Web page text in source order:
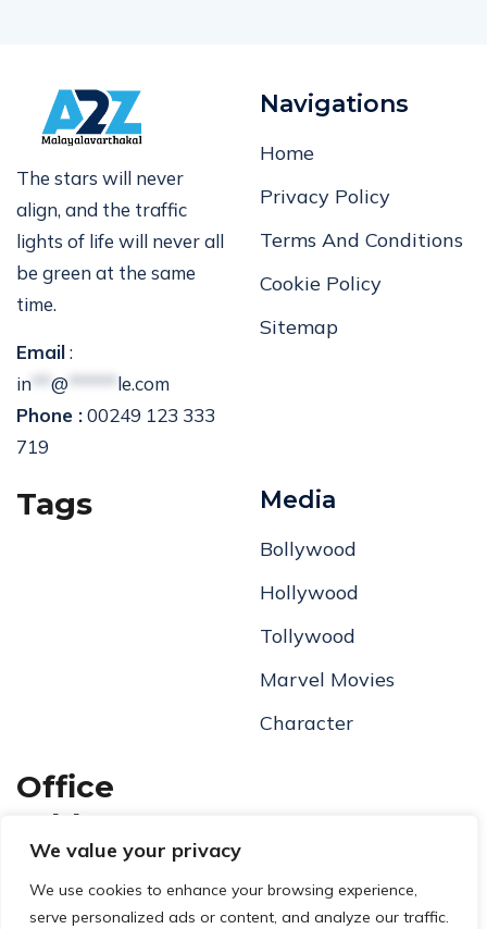
We value your privacy
We use cookies to enhance your browsing experience,
serve personalized ads or content, and analyze our traffic.
The stars will never
align, and the traffic
lights of life will never all
be green at the same
time.
Email:
in ** @ ***** le.com
Phone :00249 123 333
719
Navigations
Home
Privacy Policy
Terms And Conditions
Cookie Policy
Sitemap
Tags Media
Bollywood
Hollywood
Tollywood
Marvel Movies
Character
Office
Address
29 Street, Melbourne City,
Australia # 34, House #10.